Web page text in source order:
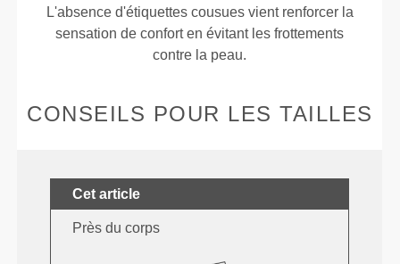
L'absence d'étiquettes cousues vient renforcer la
sensation de confort en évitant les frottements
contre la peau.
CONSEILS POUR LES TAILLES
Cet article
Près du corps